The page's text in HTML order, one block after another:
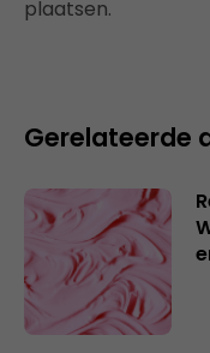
plaatsen.
Gerelateerde